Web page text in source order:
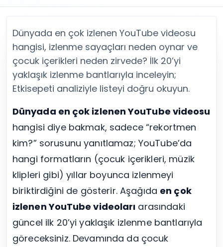
Twitter (X) Takipçi Satın Al
Twitter (X) Video İzlenme Satın Al
Tümünü Gör
YouTube
YouTube Abone Satın Al
YouTube Beğeni Satın Al
YouTube İzlenme Satın Al
YouTube Yorum Satın Al
Tümünü Gör
Facebook
Facebook Beğeni Satın Al
Facebook Takipçi Satın Al
Facebook Yorum Satın Al
Facebook Video İzlenme Satın Al
Tümünü Gör
X (Twitter) Ücretsiz Beğeni
Diğer ücretsiz araçlar
Facebook Araçları
LinkedIn Araçları
Spotify Araçları
Telegram Araçları
Twitch Araçları
SoundCloud Araçları
Snapchat Araçları
Tümünü Gör
Dünyada en çok izlenen YouTube videosu
hangisi, izlenme sayaçları neden oynar ve
çocuk içerikleri neden zirvede? İlk 20’yi
yaklaşık izlenme bantlarıyla inceleyin;
Etkisepeti analiziyle listeyi doğru okuyun.
Dünyada en çok izlenen YouTube videosu
hangisi diye bakmak, sadece “rekortmen
kim?” sorusunu yanıtlamaz; YouTube’da
hangi formatların (çocuk içerikleri, müzik
klipleri gibi) yıllar boyunca izlenmeyi
biriktirdiğini de gösterir. Aşağıda en çok
izlenen YouTube videoları arasındaki
güncel ilk 20’yi yaklaşık izlenme bantlarıyla
göreceksiniz. Devamında da çocuk